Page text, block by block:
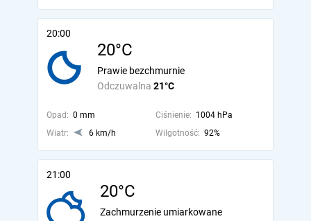
20:00
20°C
Odczuwalna 21°C
Prawie bezchmurnie
Opad: 0 mm Ciśnienie: 1004 hPa
Wiatr:
6 km/h Wilgotność: 92%
21:00
20°C
Zachmurzenie umiarkowane